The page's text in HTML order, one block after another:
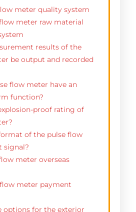
meter quality system
meter raw material
results of the
be output and recorded
flow meter have an
function?
proof rating of
of the pulse flow
signal?
meter overseas
meter payment
options for the exterior